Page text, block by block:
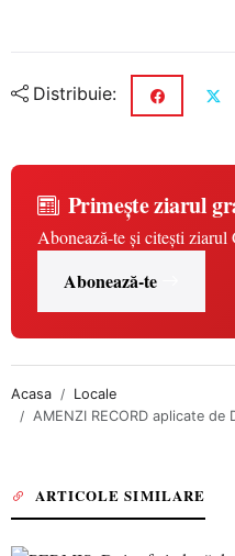
Distribuie:
Primește ziarul
Abonează-te și citești
Abonează-te
Acasa
Locale
AMENZI RECORD aplicate de
ARTICOLE SIMILARE